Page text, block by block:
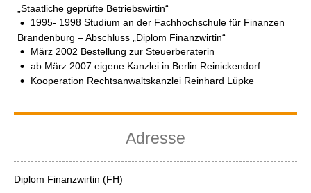
„Staatliche geprüfte Betriebswirtin“
1995- 1998 Studium an der Fachhochschule für Finanzen
Brandenburg – Abschluss „Diplom Finanzwirtin“
März 2002 Bestellung zur Steuerberaterin
ab März 2007 eigene Kanzlei in Berlin Reinickendorf
Kooperation Rechtsanwaltskanzlei Reinhard Lüpke
Adresse
Diplom Finanzwirtin (FH)